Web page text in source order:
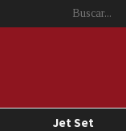
Jet Set